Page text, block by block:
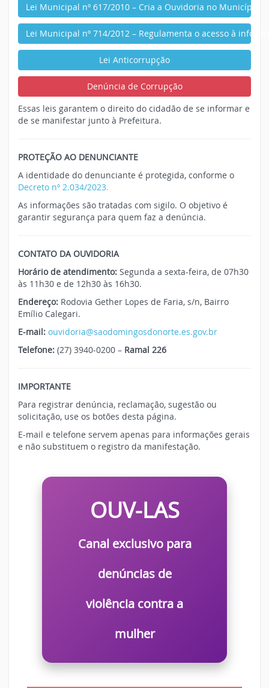
Lei Municipal nº 617/2010 – Cria a Ouvidoria no Município
Lei Municipal nº 714/2012 – Regulamenta o acesso à
Lei Anticorrupção
Denúncia de Corrupção
Essas leis garantem o direito do cidadão de se informar e
de se manifestar junto à Prefeitura.
PROTEÇÃO AO DENUNCIANTE
A identidade do denunciante é protegida, conforme o
Decreto nº 2.034/2023.
As informações são tratadas com sigilo. O objetivo é
garantir segurança para quem faz a denúncia.
CONTATO DA OUVIDORIA
Horário de atendimento: Segunda a sexta-feira, de 07h30
às 11h30 e de 12h30 às 16h30.
Endereço: Rodovia Gether Lopes de Faria, s/n, Bairro
Emílio Calegari.
E-mail: ouvidoria@saodomingosdonorte.es.gov.br
Telefone: (27) 3940-0200 – Ramal 226
IMPORTANTE
Para registrar denúncia, reclamação, sugestão ou
solicitação, use os botões desta página.
E-mail e telefone servem apenas para informações gerais
e não substituem o registro da manifestação.
OUV-LAS
Canal exclusivo para
denúncias de
violência contra a
mulher